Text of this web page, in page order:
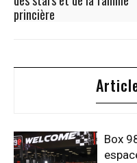
princière
Box